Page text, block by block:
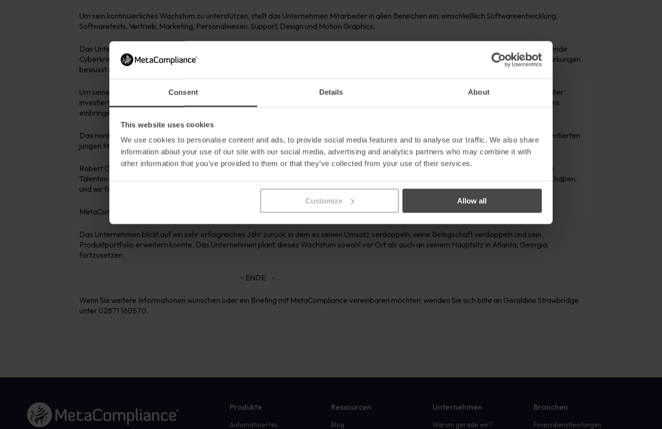
Consent Details About
This website uses cookies
We use cookies to personalise content and ads, to provide social media features and to analyse our traffic. We also share
information about your use of our site with our social media, advertising and analytics partners who may combine it with
other information that you’ve provided to them or that they’ve collected from your use of their services.
Customize Allow all
Um sein kontinuierliches Wachstum zu unterstützen, stellt das Unternehmen Mitarbeiter in allen Bereichen ein, einschließlich Softwareentwicklung,
Softwaretests, Vertrieb, Marketing, Personalwesen, Support, Design und Motion Graphics.
Das Unternehmen mit Sitz in Derry wächst schnell, da die Nachfrage nach den Produkten des Unternehmens durch die weltweit massiv zunehmende
Cyberkriminalität angekurbelt wurde. Cybersicherheit ist heute eine der wichtigsten Prioritäten für Unternehmen, da sie sich der massiven Auswirkungen
bewusst sind, die eine Datenpanne auf ihr Geschäft haben kann.
Um seinen Kunden auf der ganzen Welt wettbewerbsfähige Softwarelösungen anbieten zu können, hat das Unternehmen stark in seine Mitarbeiter
investiert und ist sehr daran interessiert, Mitarbeiter zu gewinnen, die fleißig und innovativ sind und ihre Ideen in die Entwicklung des Unternehmens
einbringen können.
Das nordirische Bildungssystem ist als eines der besten der Welt anerkannt, und das Unternehmen ist sehr daran interessiert, diesen Pool an talentierten
jungen Menschen zu nutzen, um die Vision voranzutreiben.
Robert O‘ Brien, Chief Executive von MetaCompliance, kommentierte die große Einstellungsaktion: „Wir suchen Absolventen, die mit den besten
Talenten der SaaS-Technologie zusammenarbeiten wollen. Es ist ein Verdienst der Eltern und Lehrer, die in die Ausbildung ihrer Kinder investiert haben,
und wir freuen uns, dass wir ihnen Arbeitsplätze in der Wissenswirtschaft anbieten können, damit sie ihre Karriere hier vor Ort beginnen können.
MetaCompliance nimmt die besten Talente und konkurriert erfolgreich mit Technologieunternehmen im Silicon Valley und auf der ganzen Welt.“
Das Unternehmen blickt auf ein sehr erfolgreiches Jahr zurück, in dem es seinen Umsatz verdoppeln, seine Belegschaft verdoppeln und sein
Produktportfolio erweitern konnte. Das Unternehmen plant, dieses Wachstum sowohl vor Ort als auch an seinem Hauptsitz in Atlanta, Georgia,
fortzusetzen.
- ENDE -
Wenn Sie weitere Informationen wünschen oder ein Briefing mit MetaCompliance vereinbaren möchten, wenden Sie sich bitte an Geraldine Strawbridge
unter 02871 160570.
Link zur Homepage Produkte
Automatisiertes
Ressourcen
Blog
Unternehmen
Warum gerade wir?
Branchen
Finanzdienstleistungen